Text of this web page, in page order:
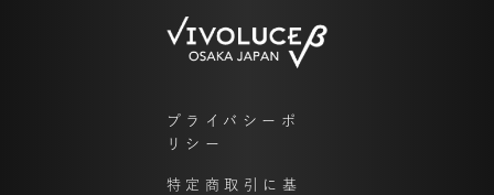
プライバシーポ
リシー
特定商取引に基